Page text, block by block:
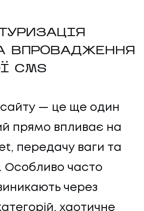
ВПРОВАДЖЕННЯ
CMS
— це ще один
прямо впливає на
передачу ваги та
Особливо часто
через
хаотичне
UA EN
UA EN